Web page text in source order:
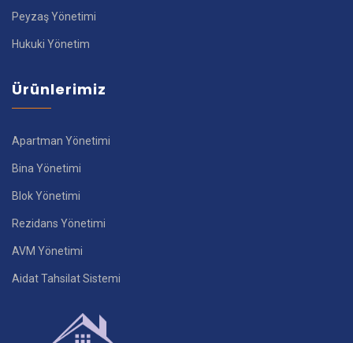
Peyzaş Yönetimi
Hukuki Yönetim
Ürünlerimiz
Apartman Yönetimi
Bina Yönetimi
Blok Yönetimi
Rezidans Yönetimi
AVM Yönetimi
Aidat Tahsilat Sistemi